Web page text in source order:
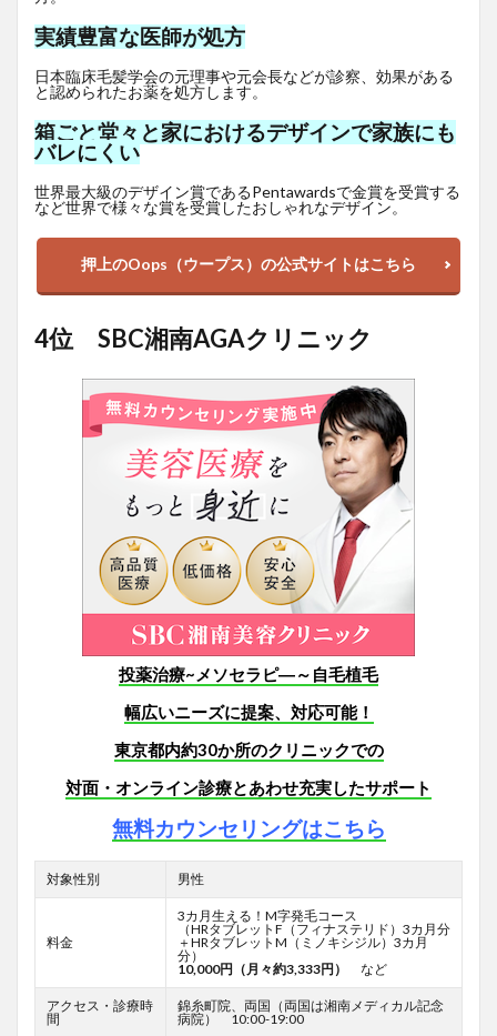
実績豊富な医師が処方
日本臨床毛髪学会の元理事や元会長などが診察、効果がある
と認められたお薬を処方します。
箱ごと堂々と家におけるデザインで家族にも
バレにくい
世界最大級のデザイン賞であるPentawardsで金賞を受賞する
など世界で様々な賞を受賞したおしゃれなデザイン。
押上のOops（ウープス）の公式サイトはこちら
4位 SBC湘南AGAクリニック
投薬治療~メソセラピ―～自毛植毛
幅広いニーズに提案、対応可能！
東京都内約30か所のクリニックでの
対面・オンライン診療とあわせ充実したサポート
無料カウンセリングはこちら
対象性別 男性
料金
3カ月生える！M字発毛コース
（HRタブレットF （フィナステリド）3カ月分
＋HRタブレットM（ミノキシジル）3カ月
分）
10,000円（月々約3,333円） など
アクセス・診療時
間
錦糸町院、両国（両国は湘南メディカル記念
病院） 10:00-19:00